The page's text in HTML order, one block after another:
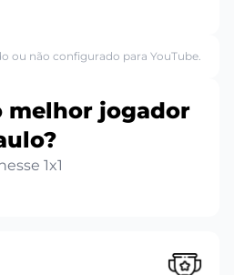
ou não configurado para YouTube.
melhor jogador
1x1